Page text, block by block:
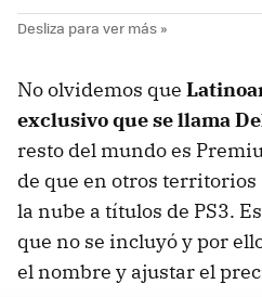
No olvidemos que
exclusivo que se llama
resto del mundo es
de que en otros territorios
la nube a títulos de PS3.
que no se incluyó y por
el nombre y ajustar el